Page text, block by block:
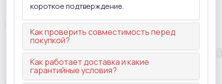
короткое подтверждение.
Как проверить совместимость перед
покупкой?
Как работает доставка и какие
гарантийные условия?